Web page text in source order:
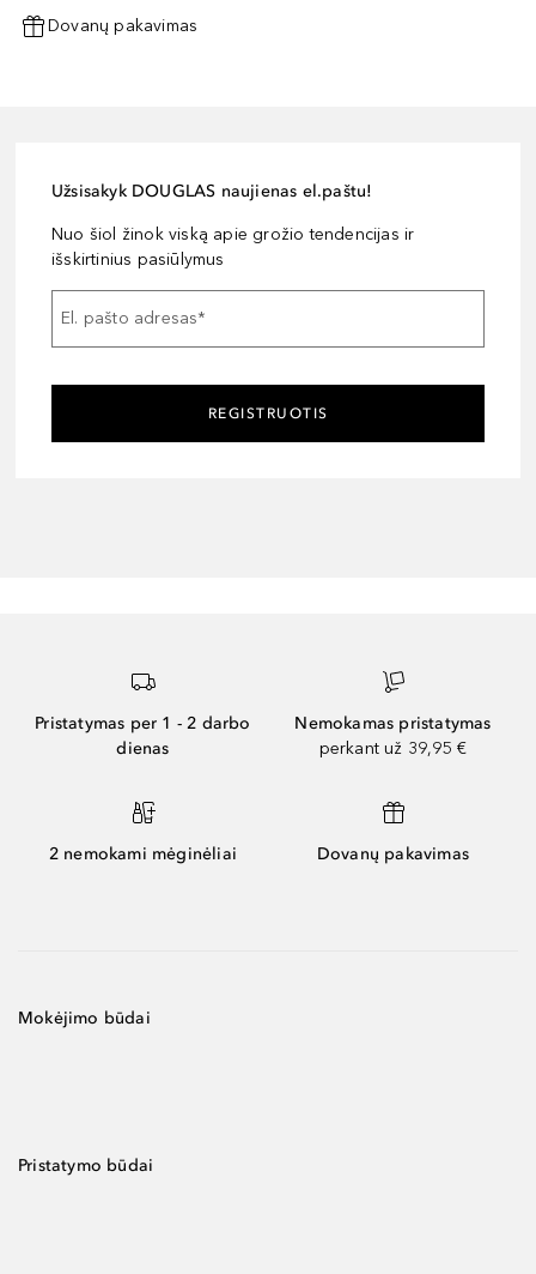
Dovanų pakavimas
Užsisakyk DOUGLAS naujienas el.paštu!
Nuo šiol žinok viską apie grožio tendencijas ir
išskirtinius pasiūlymus
El. pašto adresas*
REGISTRUOTIS
Pristatymas per 1 - 2 darbo
dienas
Nemokamas pristatymas
perkant už 39,95 €
2 nemokami mėginėliai Dovanų pakavimas
Mokėjimo būdai
Pristatymo būdai